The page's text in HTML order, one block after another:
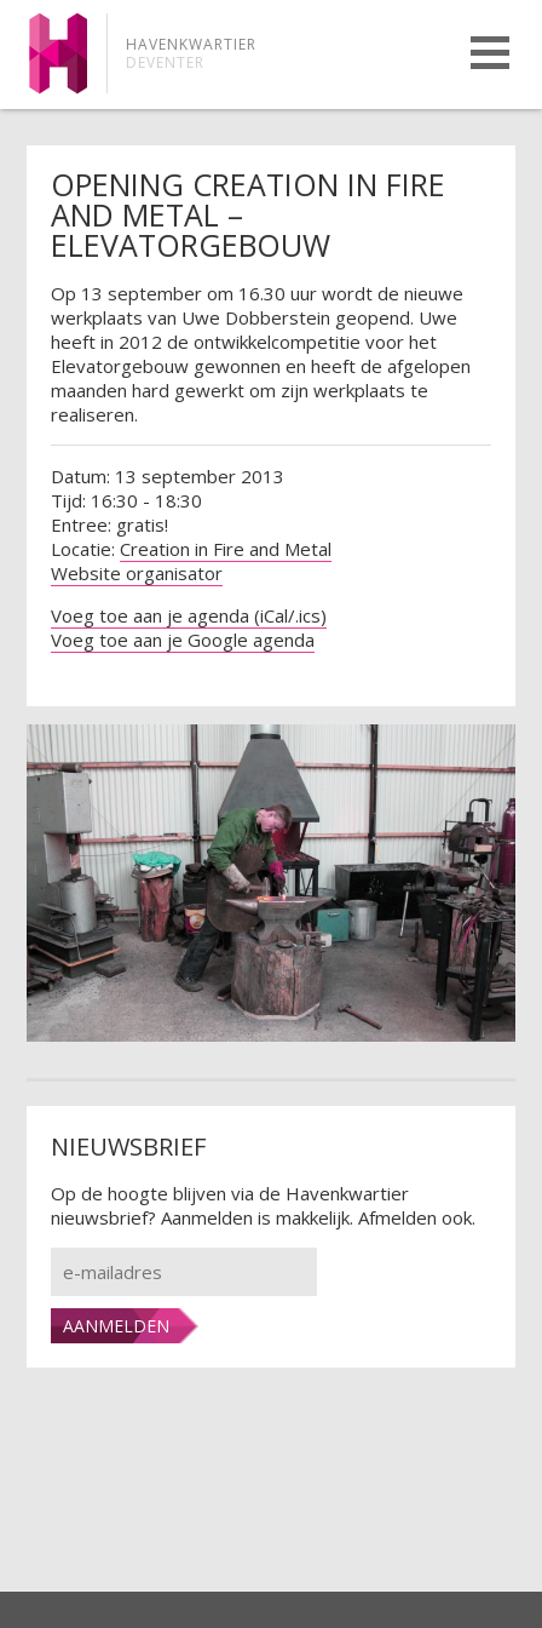
HAVENKWARTIER
DEVENTER
OPENING CREATION IN FIRE
AND METAL –
ELEVATORGEBOUW
Op 13 september om 16.30 uur wordt de nieuwe
werkplaats van Uwe Dobberstein geopend. Uwe
heeft in 2012 de ontwikkelcompetitie voor het
Elevatorgebouw gewonnen en heeft de afgelopen
maanden hard gewerkt om zijn werkplaats te
realiseren.
Datum: 13 september 2013
Tijd: 16:30 - 18:30
Entree: gratis!
Locatie:Creation in Fire and Metal
Website organisator
Voeg toe aan je agenda (iCal/.ics)
Voeg toe aan je Google agenda
NIEUWSBRIEF
Op de hoogte blijven via de Havenkwartier
nieuwsbrief? Aanmelden is makkelijk. Afmelden ook.